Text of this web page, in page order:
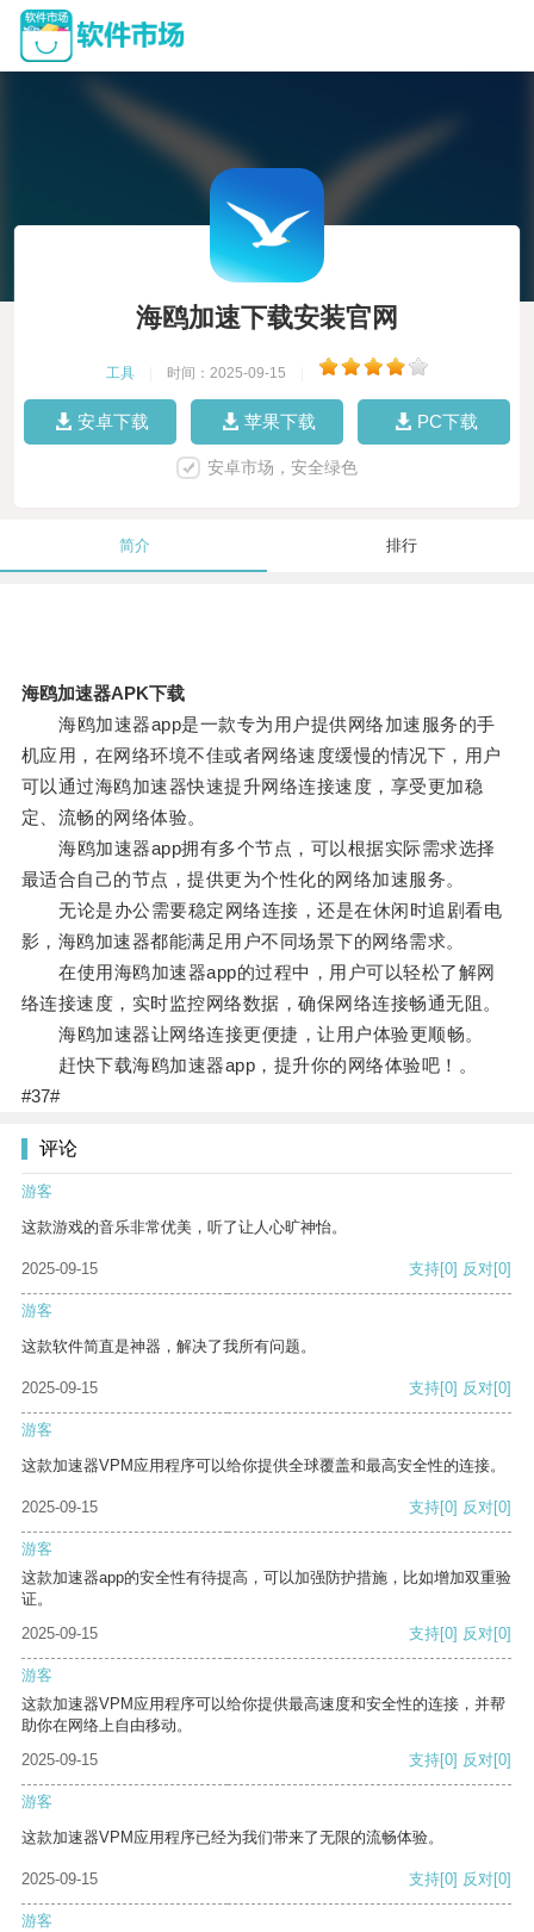
海鸥加速下载安装官网
工具 时间：2025-09-15
安卓下载 苹果下载 PC下载
安卓市场，安全绿色
简介 排行
海鸥加速器APK下载
海鸥加速器app是一款专为用户提供网络加速服务的手
机应用，在网络环境不佳或者网络速度缓慢的情况下，用户
可以通过海鸥加速器快速提升网络连接速度，享受更加稳
定、流畅的网络体验。
海鸥加速器app拥有多个节点，可以根据实际需求选择
最适合自己的节点，提供更为个性化的网络加速服务。
无论是办公需要稳定网络连接，还是在休闲时追剧看电
影，海鸥加速器都能满足用户不同场景下的网络需求。
在使用海鸥加速器app的过程中，用户可以轻松了解网
络连接速度，实时监控网络数据，确保网络连接畅通无阻。
海鸥加速器让网络连接更便捷，让用户体验更顺畅。
赶快下载海鸥加速器app，提升你的网络体验吧！。
#37#
评论
游客
这款游戏的音乐非常优美，听了让人心旷神怡。
2025-09-15 支持[0] 反对[0]
游客
这款软件简直是神器，解决了我所有问题。
2025-09-15 支持[0] 反对[0]
游客
这款加速器VPM应用程序可以给你提供全球覆盖和最高安全性的连接。
2025-09-15 支持[0] 反对[0]
游客
这款加速器app的安全性有待提高，可以加强防护措施，比如增加双重验
证。
2025-09-15
支持[0] 反对[0]
游客
这款加速器VPM应用程序可以给你提供最高速度和安全性的连接，并帮
助你在网络上自由移动。
2025-09-15
支持[0] 反对[0]
游客
这款加速器VPM应用程序已经为我们带来了无限的流畅体验。
2025-09-15 支持[0] 反对[0]
游客